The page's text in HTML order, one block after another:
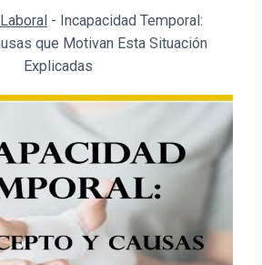
- Incapacidad Temporal:
que Motivan Esta Situación
Explicadas